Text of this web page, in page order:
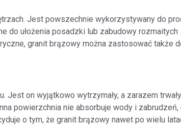
Jest powszechnie wykorzystywany do
do ułożenia posadzki lub zabudowy rozmaitych
granit brązowy można zastosować także
on wyjątkowo wytrzymały, a zarazem
powierzchnia nie absorbuje wody i zabrudzeń,
o tym, że granit brązowy nawet po wielu